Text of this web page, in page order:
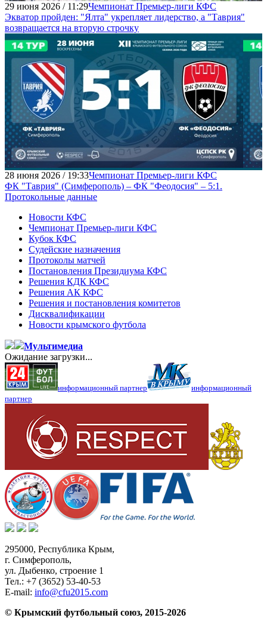
29 июня 2026 / 11:29Чемпионат Премьер-лиги КФС
Экватор пройден: "Ялта" укрепляет лидерство, а "Таврия"
возвращается на вторую строчку
28 июня 2026 / 19:33Чемпионат Премьер-лиги КФС
ФК "Таврия" (Симферополь) – ФК "Феодосия" – 5:1.
Протокольные данные
Новости КФС
Чемпионат Премьер-лиги КФС
Кубок КФС
Судейские назначения
Протоколы матчей
Постановления Президиума КФС
Решения КДК КФС
Решения АК КФС
Решения и постановления комитетов
Дисквалификации
Новости крымского футбола
Мультимедиа
Ожидание загрузки...
информационный партнер
информационный
партнер
295000, Республика Крым,
г. Симферополь,
ул. Дыбенко, строение 1
Тел.: +7 (3652) 53-40-53
E-mail: info@cfu2015.com
© Крымский футбольный союз, 2015-2026